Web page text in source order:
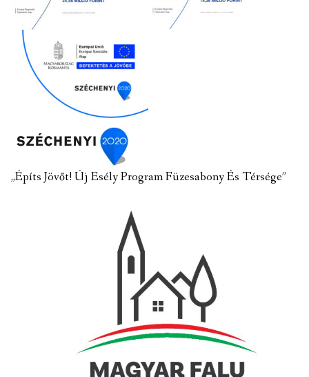
„Építs Jövőt! Új Esély Program Füzesabony És Térsége”